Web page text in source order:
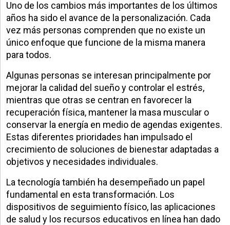
Uno de los cambios más importantes de los últimos
años ha sido el avance de la personalización. Cada
vez más personas comprenden que no existe un
único enfoque que funcione de la misma manera
para todos.
Algunas personas se interesan principalmente por
mejorar la calidad del sueño y controlar el estrés,
mientras que otras se centran en favorecer la
recuperación física, mantener la masa muscular o
conservar la energía en medio de agendas exigentes.
Estas diferentes prioridades han impulsado el
crecimiento de soluciones de bienestar adaptadas a
objetivos y necesidades individuales.
La tecnología también ha desempeñado un papel
fundamental en esta transformación. Los
dispositivos de seguimiento físico, las aplicaciones
de salud y los recursos educativos en línea han dado